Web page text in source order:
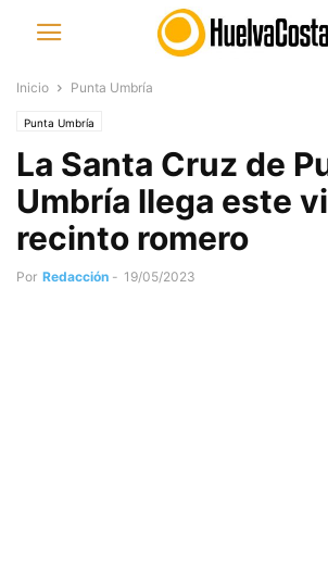
Inicio Punta Umbría
Punta Umbría
La Santa Cruz de
Umbría llega este
recinto romero
Por Redacción - 19/05/2023